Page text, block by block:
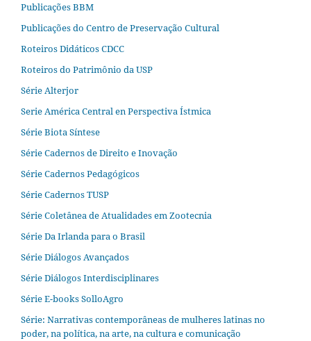
Publicações BBM
Publicações do Centro de Preservação Cultural
Roteiros Didáticos CDCC
Roteiros do Patrimônio da USP
Série Alterjor
Serie América Central en Perspectiva Ístmica
Série Biota Síntese
Série Cadernos de Direito e Inovação
Série Cadernos Pedagógicos
Série Cadernos TUSP
Série Coletânea de Atualidades em Zootecnia
Série Da Irlanda para o Brasil
Série Diálogos Avançados
Série Diálogos Interdisciplinares
Série E-books SolloAgro
Série: Narrativas contemporâneas de mulheres latinas no
poder, na política, na arte, na cultura e comunicação